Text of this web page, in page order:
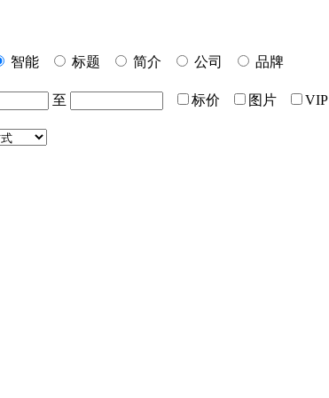
智能
标题 简介 公司
品牌
至 标价 图片
VIP